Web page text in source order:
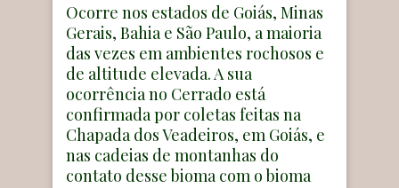
Ocorre nos estados de Goiás, Minas
Gerais, Bahia e São Paulo, a maioria
das vezes em ambientes rochosos e
de altitude elevada. A sua
ocorrência no Cerrado está
confirmada por coletas feitas na
Chapada dos Veadeiros, em Goiás, e
nas cadeias de montanhas do
contato desse bioma com o bioma